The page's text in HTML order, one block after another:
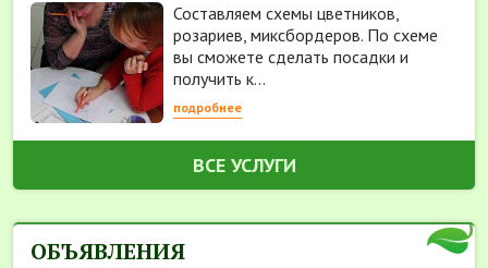
Составляем схемы цветников,
розариев, миксбордеров. По схеме
вы сможете сделать посадки и
получить к...
подробнее
ВСЕ УСЛУГИ
ОБЪЯВЛЕНИЯ